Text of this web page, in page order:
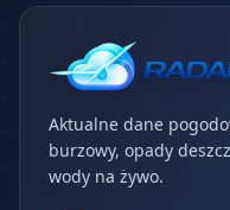
Aktualne dane
burzowy, opady
wody na żywo.